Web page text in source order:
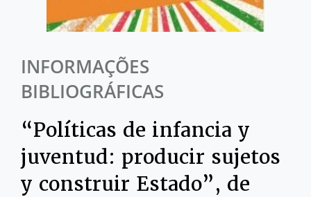
INFORMAÇÕES
BIBLIOGRÁFICAS
“Políticas de infancia y
juventud: producir sujetos
y construir Estado”, de